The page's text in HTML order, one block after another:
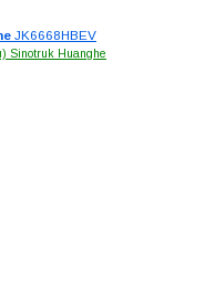
JK6668HBEV
Sinotruk Huanghe